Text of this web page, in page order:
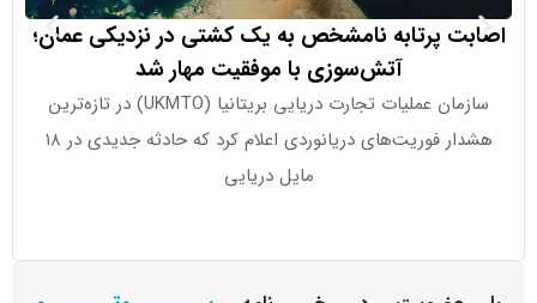
پرتابه نامشخص به یک کشتی در نزدیکی عمان؛
آتش‌سوزی با موفقیت مهار شد
سازمان عملیات تجارت دریایی بریتانیا (UKMTO) در تازه‌ترین
هشدار فوریت‌های دریانوردی اعلام کرد که حادثه جدیدی در ۱۸
مایل دریایی
سیتی
بانک